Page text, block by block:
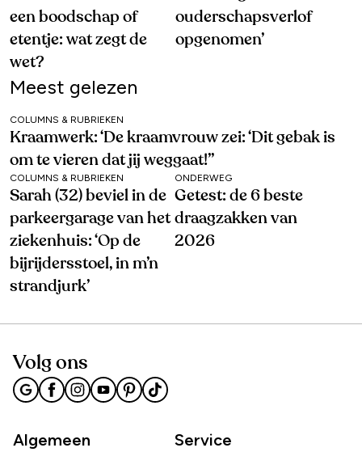
een boodschap of
etentje: wat zegt de
wet?
ouderschapsverlof
opgenomen’
Meest gelezen
COLUMNS & RUBRIEKEN
Kraamwerk: ‘De kraamvrouw zei: ‘Dit gebak is
om te vieren dat jij weggaat!’’
COLUMNS & RUBRIEKEN
Sarah (32) beviel in de
parkeergarage van het
ziekenhuis: ‘Op de
bijrijdersstoel, in m’n
strandjurk’
ONDERWEG
Getest: de 6 beste
draagzakken van
2026
Volg ons
Algemeen
Service